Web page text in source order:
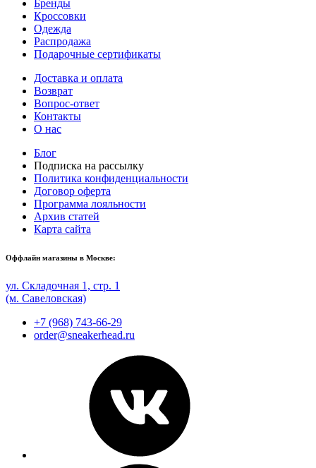
Бренды
Кроссовки
Одежда
Распродажа
Подарочные сертификаты
Доставка и оплата
Возврат
Вопрос-ответ
Контакты
О нас
Блог
Подписка на рассылку
Политика конфиденциальности
Договор оферта
Программа лояльности
Архив статей
Карта сайта
Оффлайн магазины в Москве:
ул. Складочная 1, стр. 1
(м. Савеловская)
+7 (968) 743-66-29
order@sneakerhead.ru